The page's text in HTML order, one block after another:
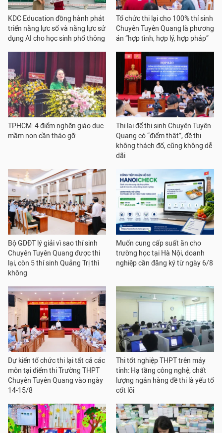
KDC Education đồng hành phát
triển năng lực số và năng lực sử
dụng AI cho học sinh phổ thông
Tổ chức thi lại cho 100% thí sinh
Chuyên Tuyên Quang là phương
án “hợp tình, hợp lý, hợp pháp”
TPHCM: 4 điểm nghẽn giáo dục
mầm non cần tháo gỡ
Thi lại để thi sinh Chuyên Tuyên
Quang có “điểm thật”, đề thi
không thách đố, cũng không dễ
dãi
Bộ GDĐT lý giải vì sao thí sinh
Chuyên Tuyên Quang được thi
lại, còn 5 thí sinh Quảng Trị thì
không
Muốn cung cấp suất ăn cho
trường học tại Hà Nội, doanh
nghiệp cần đăng ký từ ngày 6/8
Dự kiến tổ chức thi lại tất cả các
môn tại điểm thi Trường THPT
Chuyên Tuyên Quang vào ngày
14-15/8
Thi tốt nghiệp THPT trên máy
tính: Hạ tầng công nghệ, chất
lượng ngân hàng đề thi là yếu tố
cốt lõi